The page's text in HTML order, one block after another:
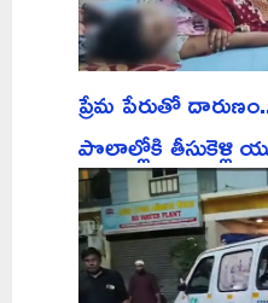
ప్రేమ పేరుతో
పొలాల్లోకి తీసుకెళ్లి